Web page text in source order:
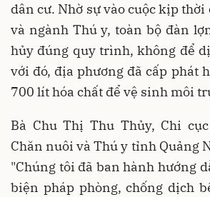
dân cư. Nhờ sự vào cuộc kịp
và ngành Thú y, toàn bộ đàn
hủy đúng quy trình, không để
với đó, địa phương đã cấp phát
700 lít hóa chất để vệ sinh môi
Bà Chu Thị Thu Thủy, Chi
Chăn nuôi và Thú y tỉnh Quảng
"Chúng tôi đã ban hành hướng
biện pháp phòng, chống dịch